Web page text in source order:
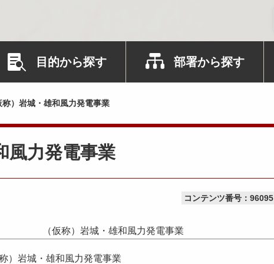
目的から探す 部署から探す
称）岩城・雄和風力発電事業
風力発電事業
コンテンツ番号：96095
（仮称）岩城・雄和風力発電事業
称）岩城・雄和風力発電事業